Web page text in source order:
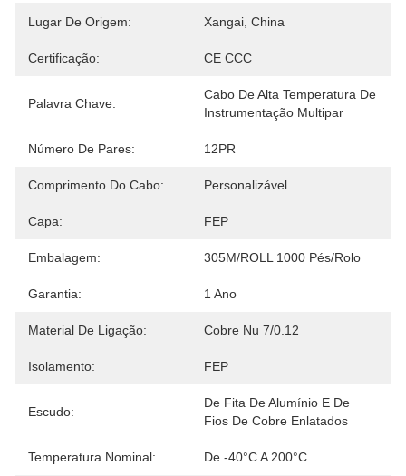
Lugar De Origem: Xangai, China
Certificação: CE CCC
Palavra Chave:
Cabo De Alta Temperatura De
Instrumentação Multipar
Número De Pares: 12PR
Comprimento Do Cabo: Personalizável
Capa: FEP
Embalagem: 305M/ROLL 1000 Pés/rolo
Garantia: 1 Ano
Material De Ligação: Cobre Nu 7/0.12
Isolamento: FEP
Escudo:
De Fita De Alumínio E De
Fios De Cobre Enlatados
Temperatura Nominal: De -40°C A 200°C